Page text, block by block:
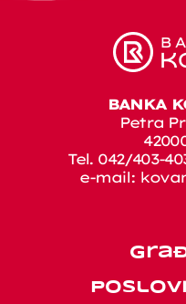
BANKA
Petra
Tel. 042/403-
e-mail: